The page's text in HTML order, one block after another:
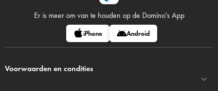
Er is meer om van te houden op de Domino's App
iPhone Android
Voorwaarden en condities